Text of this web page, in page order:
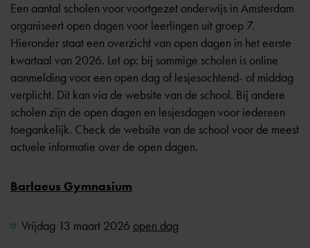
Een aantal scholen voor voortgezet onderwijs in Amsterdam
organiseert open dagen voor leerlingen uit groep 7.
Hieronder staat een overzicht van open dagen in het eerste
kwartaal van 2026. Let op: bij sommige scholen is online
aanmelding voor een open dag of lesjesochtend- of middag
verplicht. Dit kan via de website van de school. Bij andere
scholen zijn de open dagen en lesjesdagen voor iedereen
toegankelijk. Check de website van de school voor de meest
actuele informatie over de open dagen.
Barlaeus Gymnasium
Vrijdag 13 maart 2026 open dag